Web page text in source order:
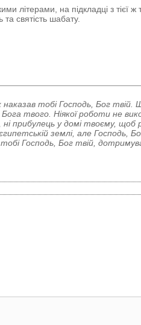
літерами, на підкладці з тієї ж
святість шабату.
тобі Господь, Бог твій.
твого. Ніякої роботи не
ні прибулець у домі твоєму,
землі, але Господь,
Господь, Бог твій,